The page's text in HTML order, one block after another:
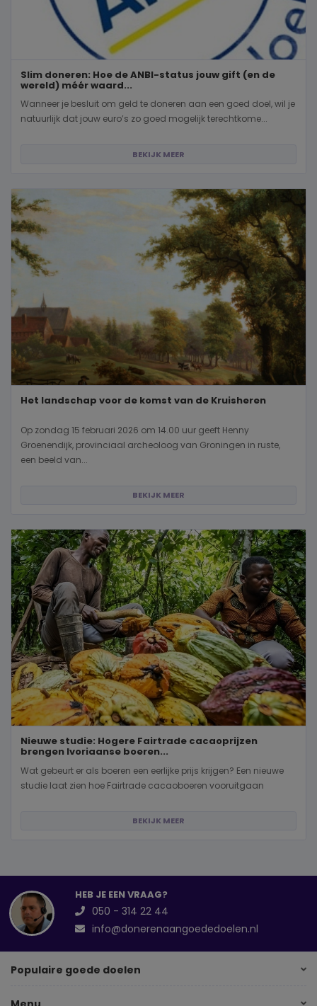
Slim doneren: Hoe de ANBI-status jouw gift (en de
wereld) méér waard...
Wanneer je besluit om geld te doneren aan een goed doel, wil je
natuurlijk dat jouw euro’s zo goed mogelijk terechtkome...
BEKIJK MEER
Het landschap voor de komst van de Kruisheren
Op zondag 15 februari 2026 om 14.00 uur geeft Henny
Groenendijk, provinciaal archeoloog van Groningen in ruste,
een beeld van...
BEKIJK MEER
Nieuwe studie: Hogere Fairtrade cacaoprijzen
brengen Ivoriaanse boeren...
Wat gebeurt er als boeren een eerlijke prijs krijgen? Een nieuwe
studie laat zien hoe Fairtrade cacaoboeren vooruitgaan
BEKIJK MEER
HEB JE EEN VRAAG?
050 - 314 22 44
info@donerenaangoededoelen.nl
Populaire goede doelen